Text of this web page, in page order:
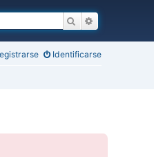
Buscar
Identificarse